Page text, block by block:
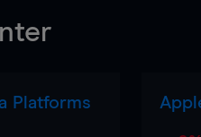
Platforms